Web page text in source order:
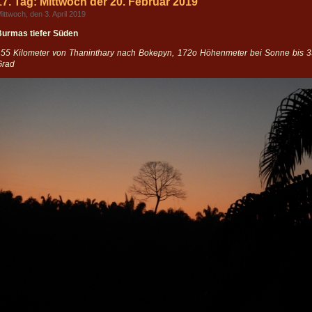
den 3. April 2019
tiefer Süden
Kilometer von Thaninthary nach Bokepyn, 172o Höhenmeter bei Sonne bis